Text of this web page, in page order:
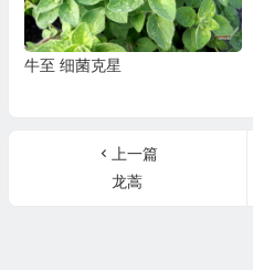
牛至 细菌克星
上一篇
龙蒿